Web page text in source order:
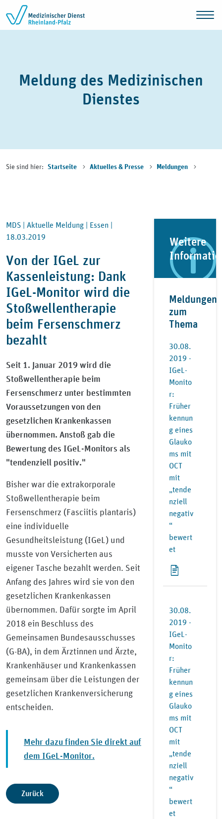
Zum Inhalt springen
Meldung des Medizinischen
Dienstes
Sie sind hier: Startseite Aktuelles & Presse Meldungen
MDS | Aktuelle Meldung | Essen |
18.03.2019
Von der IGeL zur
Kassenleistung: Dank
IGeL-Monitor wird die
Stoßwellentherapie
beim Fersenschmerz
bezahlt
Seit 1. Januar 2019 wird die
Stoßwellentherapie beim
Fersenschmerz unter bestimmten
Voraussetzungen von den
gesetzlichen Krankenkassen
übernommen. Anstoß gab die
Bewertung des IGeL-Monitors als
"tendenziell positiv."
Bisher war die extrakorporale
Stoßwellentherapie beim
Fersenschmerz (Fasciitis plantaris)
eine individuelle
Gesundheitsleistung (IGeL) und
musste von Versicherten aus
eigener Tasche bezahlt werden. Seit
Anfang des Jahres wird sie von den
gesetzlichen Krankenkassen
übernommen. Dafür sorgte im April
2018 ein Beschluss des
Gemeinsamen Bundesausschusses
(G-BA), in dem Ärztinnen und Ärzte,
Krankenhäuser und Krankenkassen
gemeinsam über die Leistungen der
gesetzlichen Krankenversicherung
entscheiden.
Mehr dazu finden Sie direkt auf
dem IGeL-Monitor.
Zurück
Weitere
Meldungen
zum
Thema
30.08.
2019 -
IGeL-
Monito
r:
Früher
kennun
g eines
Glauko
ms mit
OCT
mit
„tende
nziell
negativ
“
bewert
et
30.08.
2019 -
IGeL-
Monito
r:
Früher
kennun
g eines
Glauko
ms mit
OCT
mit
„tende
nziell
negativ
“
bewert
et